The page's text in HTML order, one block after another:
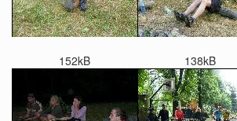
152kB 138kB